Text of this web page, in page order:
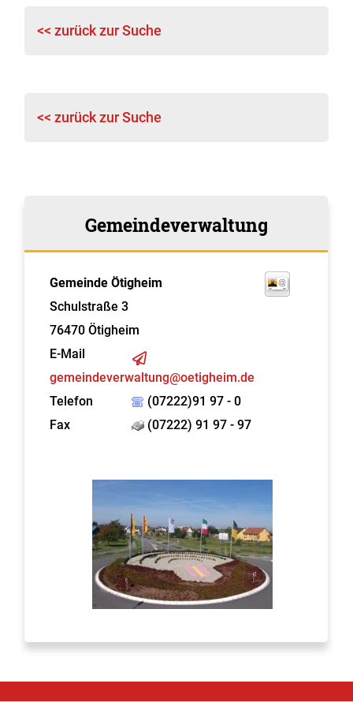
<< zurück zur Suche
<< zurück zur Suche
Gemeindeverwaltung
Gemeinde Ötigheim
Schulstraße 3
76470 Ötigheim
E-Mail
gemeindeverwaltung@oetigheim.de
Telefon
(07222)91 97 - 0
Fax
(07222) 91 97 - 97